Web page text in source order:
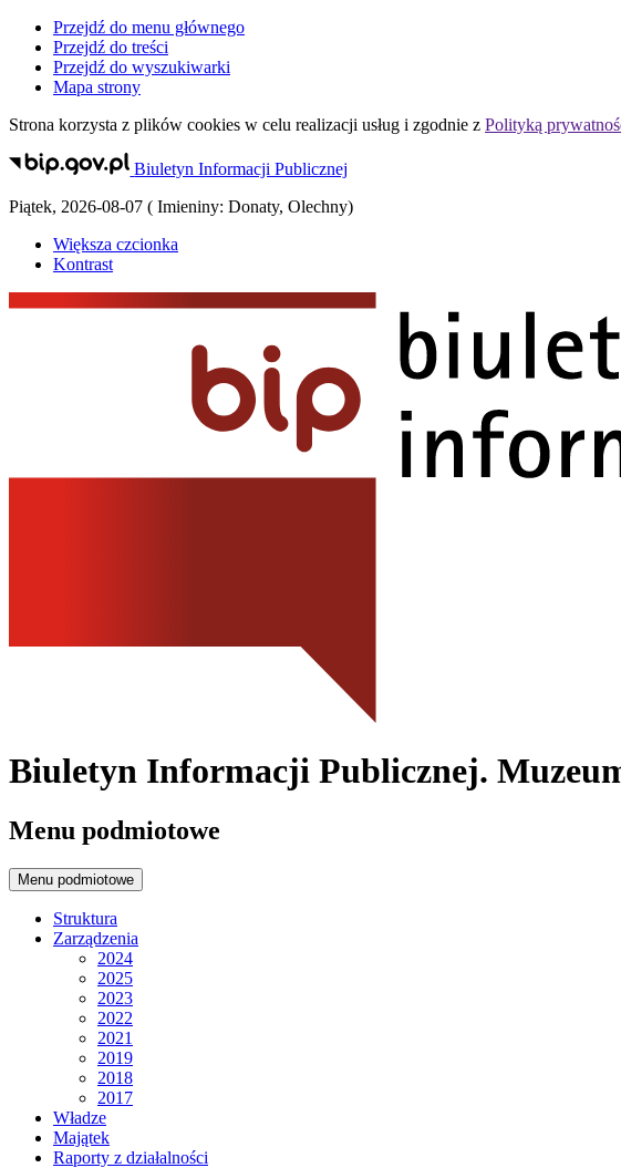
Przejdź do menu głównego
Przejdź do treści
Przejdź do wyszukiwarki
Mapa strony
Strona korzysta z plików cookies w celu realizacji usług i zgodnie z Polityką
Biuletyn Informacji Publicznej
Piątek, 2026-08-07 ( Imieniny: Donaty, Olechny)
Większa czcionka
Kontrast
Biuletyn Informacji Publicznej.
Menu podmiotowe
Menu podmiotowe
Struktura
Zarządzenia
2024
2025
2023
2022
2021
2019
2018
2017
Władze
Majątek
Raporty z działalności